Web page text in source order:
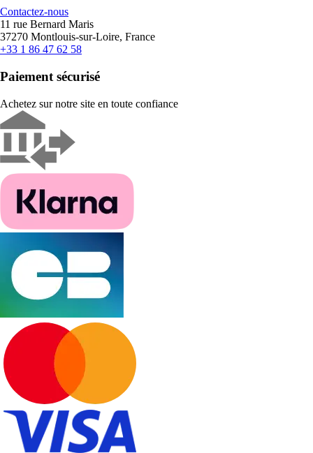
Contactez-nous
11 rue Bernard Maris
37270 Montlouis-sur-Loire, France
+33 1 86 47 62 58
Paiement sécurisé
Achetez sur notre site en toute confiance